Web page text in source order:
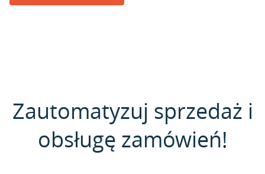
Zautomatyzuj sprzedaż i
obsługę zamówień!